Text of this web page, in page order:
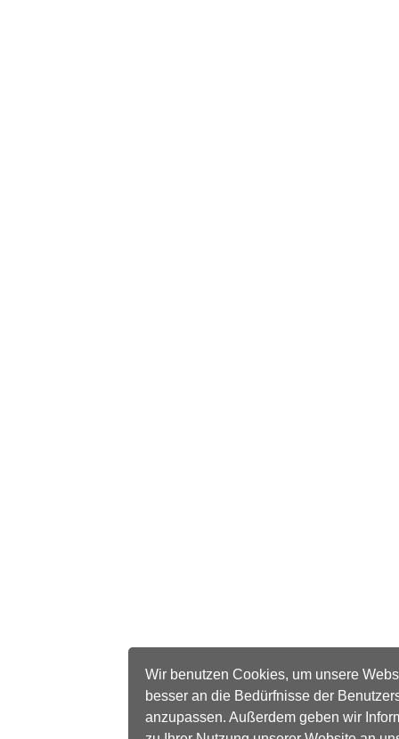
Wir benutzen Cookies, um unsere
besser an die Bedürfnisse der
anzupassen. Außerdem geben wir